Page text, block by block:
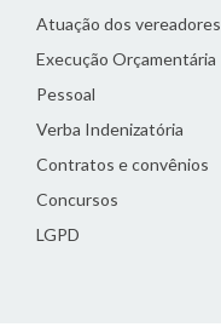
Atuação dos vereadores
Execução Orçamentária
Pessoal
Verba Indenizatória
Contratos e convênios
Concursos
LGPD